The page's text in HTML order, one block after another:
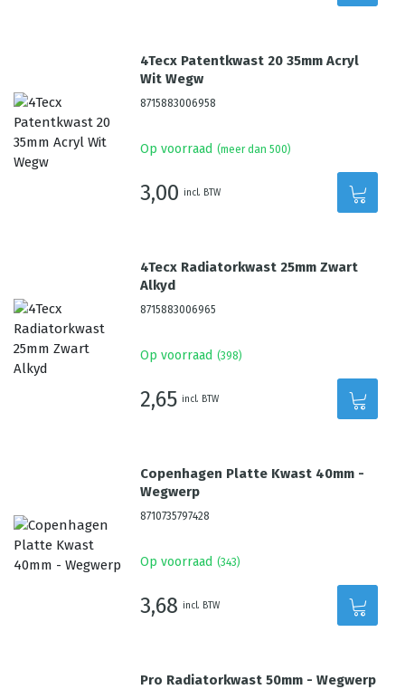
4Tecx Patentkwast 20 35mm Acryl
Wit Wegw
8715883006958
Op voorraad (meer dan 500)
3,00 incl. BTW
4Tecx Radiatorkwast 25mm Zwart
Alkyd
8715883006965
Op voorraad (398)
2,65 incl. BTW
Copenhagen Platte Kwast 40mm -
Wegwerp
8710735797428
Op voorraad (343)
3,68 incl. BTW
Pro Radiatorkwast 50mm - Wegwerp